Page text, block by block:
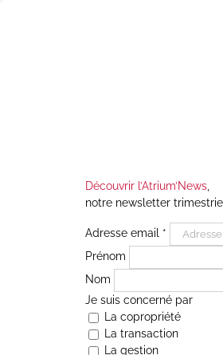
Découvrir l’Atrium’News,
notre newsletter
Adresse email *
Prénom
Nom
Je suis concerné par
La copropriété
La transaction
La gestion